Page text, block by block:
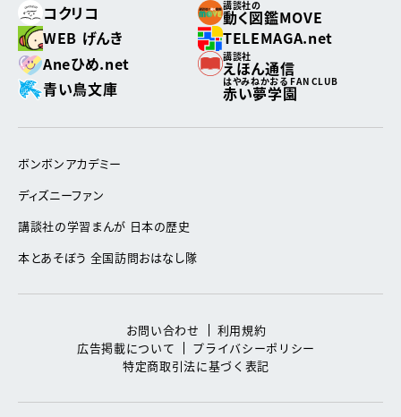
コクリコ
講談社の
動く図鑑MOVE
WEB げんき
TELEMAGA.net
Aneひめ.net
講談社
えほん通信
青い鳥文庫
はやみねかおる FAN CLUB
赤い夢学園
ボンボンアカデミー
ディズニーファン
講談社の学習まんが 日本の歴史
本とあそぼう 全国訪問おはなし隊
お問い合わせ
利用規約
広告掲載について
プライバシーポリシー
特定商取引法に基づく表記